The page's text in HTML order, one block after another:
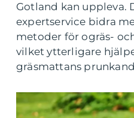
Gotland kan uppleva.
expertservice bidra
metoder för ogräs-
vilket ytterligare
gräsmattans